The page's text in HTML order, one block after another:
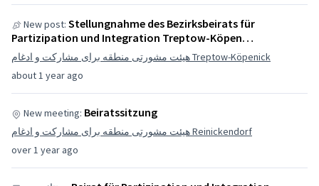
about 1 year ago
New post: Stellungnahme des Bezirksbeirats für
Partizipation und Integration Treptow-Köpen…
هیئت مشورتی منطقه برای مشارکت و ادغام Treptow-Köpenick
over 1 year ago
New meeting: Beiratssitzung
هیئت مشورتی منطقه برای مشارکت و ادغام Reinickendorf